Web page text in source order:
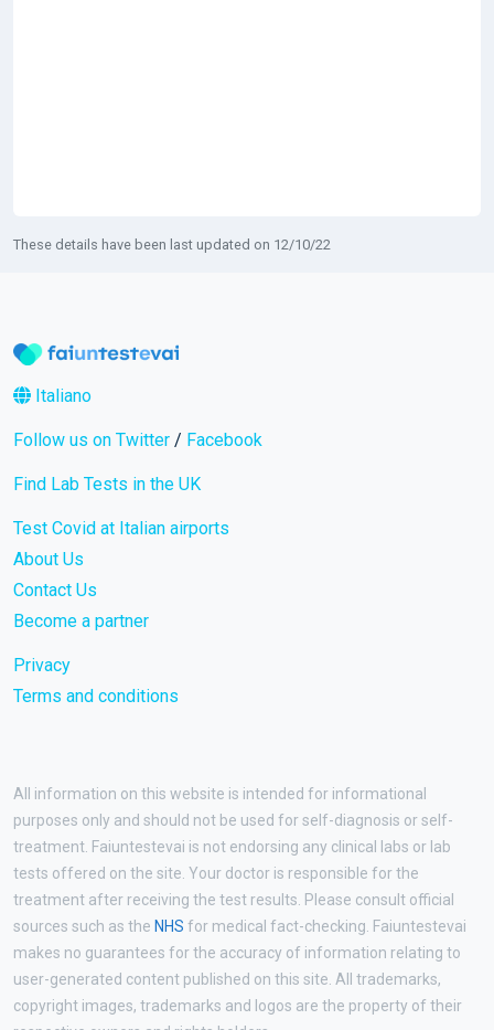
These details have been last updated on 12/10/22
Italiano
Follow us on Twitter / Facebook
Find Lab Tests in the UK
Test Covid at Italian airports
About Us
Contact Us
Become a partner
Privacy
Terms and conditions
All information on this website is intended for informational
purposes only and should not be used for self-diagnosis or self-
treatment. Faiuntestevai is not endorsing any clinical labs or lab
tests offered on the site. Your doctor is responsible for the
treatment after receiving the test results. Please consult official
sources such as the NHS for medical fact-checking. Faiuntestevai
makes no guarantees for the accuracy of information relating to
user-generated content published on this site. All trademarks,
copyright images, trademarks and logos are the property of their